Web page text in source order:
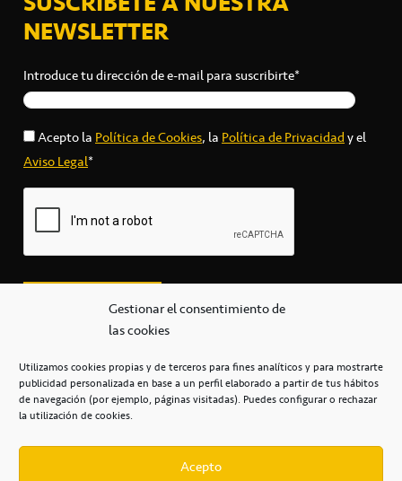
Gestionar el consentimiento de
las cookies
Utilizamos cookies propias y de terceros para fines analíticos y para mostrarte
publicidad personalizada en base a un perfil elaborado a partir de tus hábitos
de navegación (por ejemplo, páginas visitadas). Puedes configurar o rechazar
la utilización de cookies.
Acepto
NEWSLETTER
Introduce tu dirección de e-mail para suscribirte*
Acepto laPolítica de Cookies, laPolítica de Privacidady el
Aviso Legal*
secretaria@cbcanarias.es
+34 922 253 684
Casa del Deporte / 38108 – La Laguna